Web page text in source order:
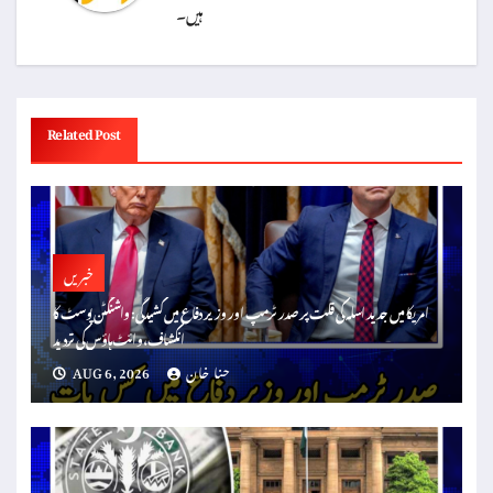
ہیں۔
Related Post
خبریں
امریکا میں جدید اسلہ کی قلت پر صدر ٹرمپ اور وزیر دفاع میں کشیدگی: واشنگٹن پوسٹ کا
انکشاف، وائٹ ہاؤس کی تردید
AUG 6, 2026
حنا خان